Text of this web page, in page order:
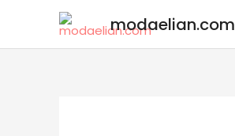
modaelian.com